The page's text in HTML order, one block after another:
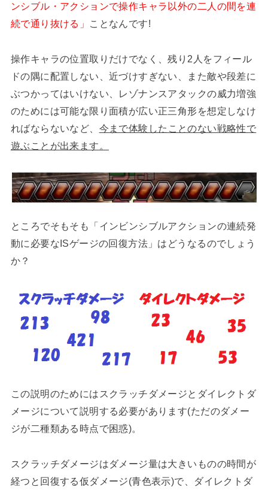
ンシブル・アクションで操作キャラ以外の二人の間を連
続で通り抜ける」 ことなんです!
操作キャラの位置取りだけでなく、残り2人をフィール
ドの隅に配置しない、近づけすぎない、また敵や段差に
ぶつかってはいけない、レゾナンスアタックの威力増強
のためには可能な限り面積が広い正三角形を想定しなけ
ればならないなど、 今まで体験したことのない戦略性で
遊ぶことが出来ます。
ところでそもそも「インビンシブルアクションの連続発
動に必要なISゲージの回復方法」はどうなるのでしょう
か？
この説明のためにはスクラッチダメージとダイレクトダ
メージについて説明する必要があります(ただのダメー
ジが二種類ある時点で困惑)。
スクラッチダメージはダメージ量は大きいものの時間が
経つと回復する仮ダメージ(青色表示)で、ダイレクトダ